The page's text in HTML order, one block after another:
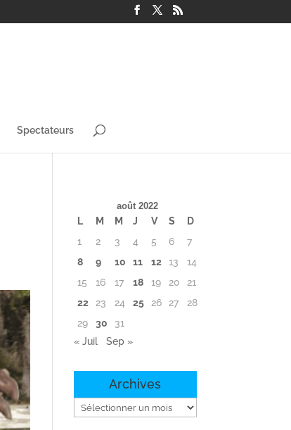
Spectateurs
août 2022
L M M J V S
D
1
2 3 4 5 6
7
8
9 10 11 12 13
14
15
16 17 18 19 20
21
22
23 24 25 26 27
28
29
30
31
« Juil
Sep »
Archives
Archives